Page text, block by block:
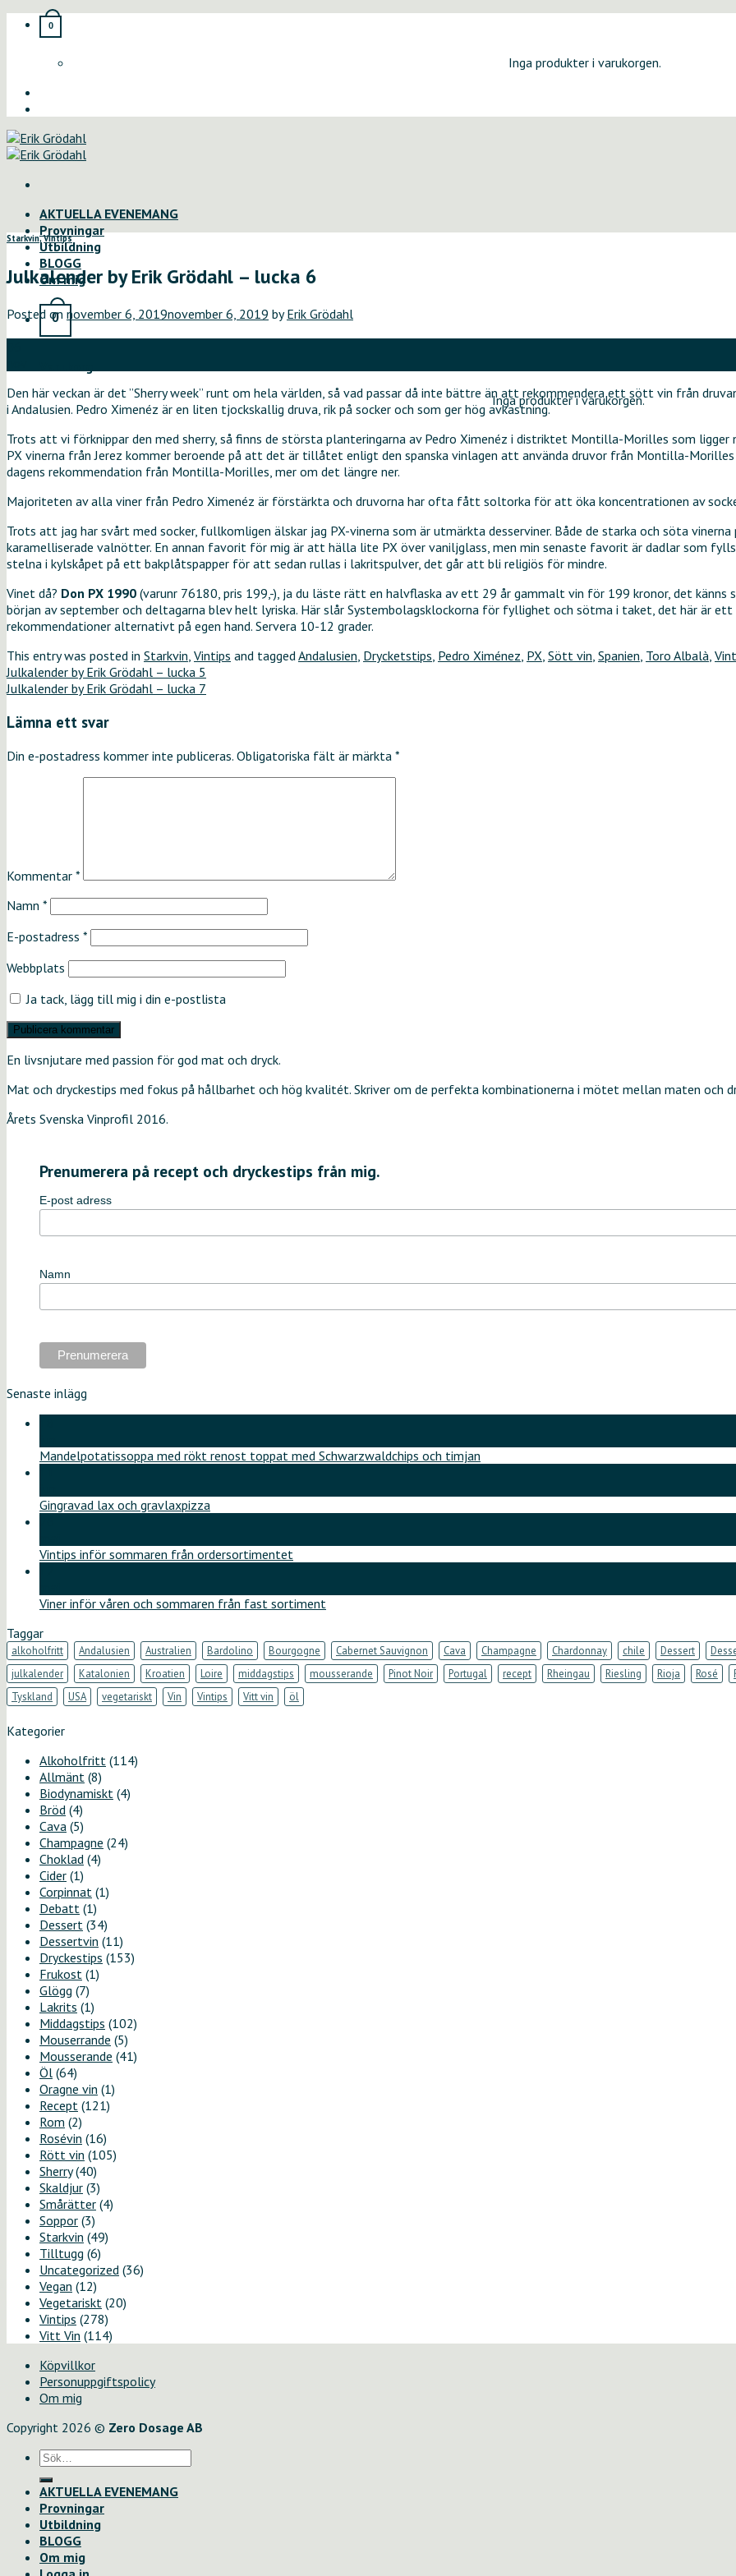
Skip
0
Inga produkter i varukorgen.
AKTUELLA EVENEMANG
Provningar
Utbildning
BLOGG
Om mig
0
Inga produkter i varukorgen.
Starkvin,Vintips
Julkalender by Erik Grödahl – lucka 6
Posted on november 6, 2019november 6, 2019 byErik Grödahl
Den här veckan är det ”Sherry week” runt om hela världen, så vad passar då inte bättre än att rekommendera ett sött vin från
i Andalusien. Pedro Ximenéz är en liten tjockskallig druva, rik på socker och som ger hög avkastning.
Trots att vi förknippar den med sherry, så finns de största planteringarna av Pedro Ximenéz i distriktet Montilla-Morilles som ligger
PX vinerna från Jerez kommer beroende på att det är tillåtet enligt den spanska vinlagen att använda druvor från Montilla-Morilles
dagens rekommendation från Montilla-Morilles, mer om det längre ner.
Majoriteten av alla viner från Pedro Ximenéz är förstärkta och druvorna har ofta fått soltorka för att öka koncentrationen av
Trots att jag har svårt med socker, fullkomligen älskar jag PX-vinerna som är utmärkta desserviner. Både de starka och söta
karamelliserade valnötter. En annan favorit för mig är att hälla lite PX över vaniljglass, men min senaste favorit är dadlar som
stelna i kylskåpet på ett bakplåtspapper för att sedan rullas i lakritspulver, det går att bli religiös för mindre.
Vinet då? Don PX 1990 (varunr 76180, pris 199,-), ja du läste rätt en halvflaska av ett 29 år gammalt vin för 199 kronor, det känns
början av september och deltagarna blev helt lyriska. Här slår Systembolagsklockorna för fyllighet och sötma i taket, det här är
rekommendationer alternativt på egen hand. Servera 10-12 grader.
This entry was posted in Starkvin, Vintips and taggedAndalusien, Drycketstips, Pedro Ximénez, PX, Sött vin, Spanien, Toro Albalà,
Julkalender by Erik Grödahl – lucka 5
Julkalender by Erik Grödahl – lucka 7
Lämna ett svar
Din e-postadress kommer inte publiceras. Obligatoriska fält är märkta *
Kommentar *
Namn *
E-postadress *
Webbplats
Ja tack, lägg till mig i din e-postlista
En livsnjutare med passion för god mat och dryck.
Mat och dryckestips med fokus på hållbarhet och hög kvalitét. Skriver om de perfekta kombinationerna i mötet mellan maten och
Årets Svenska Vinprofil 2016.
Prenumerera på recept och dryckestips från mig.
E-post adress
Namn
Senaste inlägg
Mandelpotatissoppa med rökt renost toppat med Schwarzwaldchips och timjan
Gingravad lax och gravlaxpizza
Vintips inför sommaren från ordersortimentet
Viner inför våren och sommaren från fast sortiment
Taggar
alkoholfritt Andalusien Australien Bardolino Bourgogne Cabernet Sauvignon Cava Champagne Chardonnay chile Dessert
julkalender
Katalonien Kroatien Loire middagstips mousserande Pinot Noir Portugal recept Rheingau Riesling Rioja Rosé
Tyskland
USA vegetariskt Vin Vintips Vitt vin öl
Kategorier
Alkoholfritt (114)
Allmänt (8)
Biodynamiskt (4)
Bröd (4)
Cava (5)
Champagne (24)
Choklad (4)
Cider (1)
Corpinnat (1)
Debatt (1)
Dessert (34)
Dessertvin (11)
Dryckestips (153)
Frukost (1)
Glögg (7)
Lakrits (1)
Middagstips (102)
Mouserrande (5)
Mousserande (41)
Öl (64)
Oragne vin (1)
Recept (121)
Rom (2)
Rosévin (16)
Rött vin (105)
Sherry(40)
Skaldjur (3)
Smårätter (4)
Soppor (3)
Starkvin (49)
Tilltugg (6)
Uncategorized (36)
Vegan (12)
Vegetariskt (20)
Vintips (278)
Vitt Vin (114)
Köpvillkor
Personuppgiftspolicy
Om mig
Copyright 2026 © Zero Dosage AB
Sök
AKTUELLA EVENEMANG
Provningar
Utbildning
BLOGG
Om mig